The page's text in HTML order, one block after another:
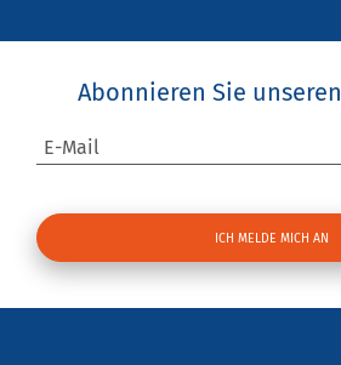
Abonnieren Sie
E-Mail